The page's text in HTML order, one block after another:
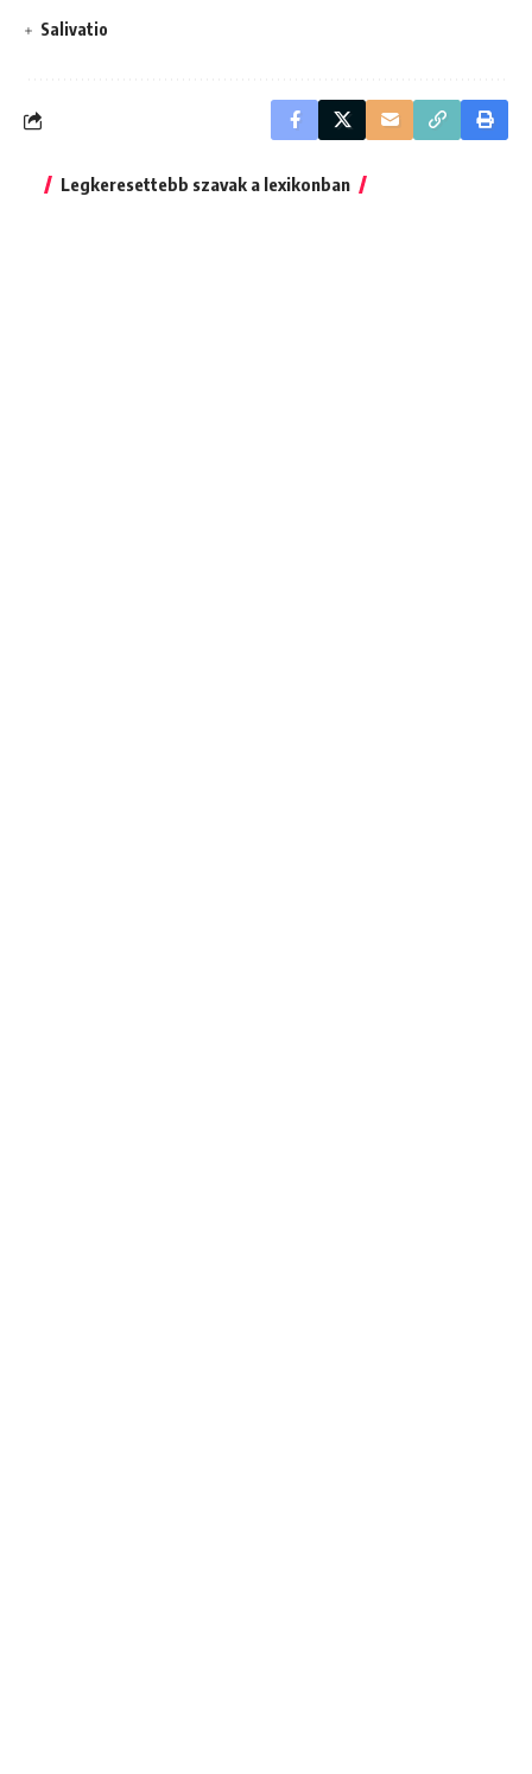
Salivatio
Legkeresettebb szavak a lexikonban